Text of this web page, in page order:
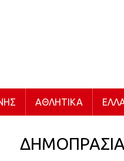
ΑΘΛΗΤΙΚΆ
ΔΗΜΟΠΡΑΣΙΑ